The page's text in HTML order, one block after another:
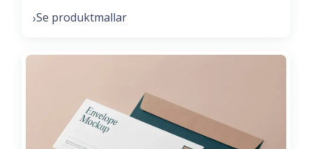
›Se produktmallar